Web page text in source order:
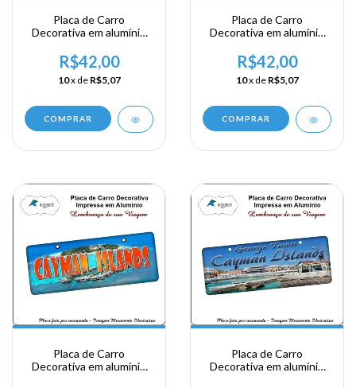
Placa de Carro
Decorativa em alumínio
Ilhas Cayman - George
Town
R$42,00
10x de R$5,07
COMPRAR
Placa de Carro
Decorativa em alumínio
Ilhas Cayman - George
Town
R$42,00
10x de R$5,07
COMPRAR
Placa de Carro
Decorativa em alumínio
Placa de Carro
Decorativa em alumínio